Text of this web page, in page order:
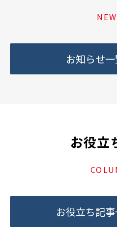
お知らせ
お役立
お役立ち記